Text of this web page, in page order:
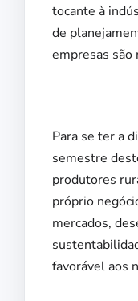
tocante à
de
empresas são
Para se ter a
semestre
produtores
próprio
mercados,
favorável aos